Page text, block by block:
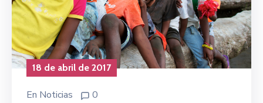
18 de abril de 2017
En Noticias 0